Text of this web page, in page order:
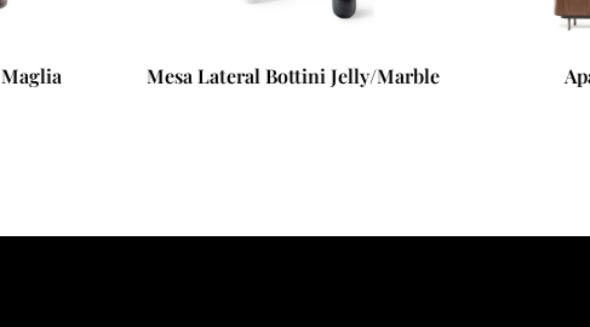
Mesa Lateral Bottini Jelly/Marble Aparador Maglia